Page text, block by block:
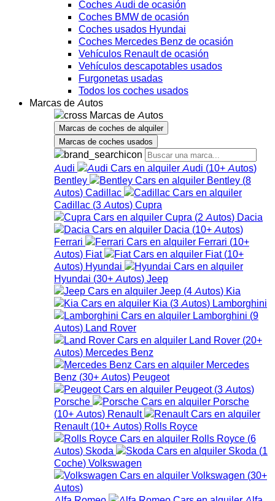
Coches Audi de ocasión
Coches BMW de ocasión
Coches usados Hyundai
Coches Mercedes Benz de ocasión
Vehículos Renault de ocasión
Vehículos descapotables usados
Furgonetas usadas
Todos los coches usados
Marcas de Autos
Marcas de Autos
Marcas de coches de alquiler
Marcas de coches usados
Audi Audi (10+Autos)
Bentley
Bentley (8
Autos) Cadillac
Cadillac (3Autos) Cupra
Cupra (2Autos) Dacia
Dacia (10+Autos)
Ferrari
Ferrari (10+
Autos) Fiat Fiat (10+
Autos) Hyundai
Hyundai (30+Autos) Jeep
Jeep (4Autos) Kia
Kia (3Autos) Lamborghini
Lamborghini (9
Autos) Land Rover
Land Rover (20+
Autos) Mercedes Benz
Mercedes
Benz (30+Autos) Peugeot
Peugeot (3Autos)
Porsche
Porsche
(10+Autos) Renault
Renault (10+Autos) Rolls Royce
Rolls Royce (6
Autos) Skoda Skoda (1
Coche) Volkswagen
Volkswagen (30+
Autos)